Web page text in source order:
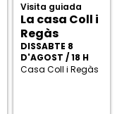
Visita guiada
La casa Coll i
Regàs
DISSABTE 8
D'AGOST / 18 H
Casa Coll i Regàs